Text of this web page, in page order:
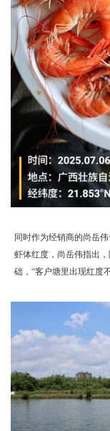
同时作为经销商的尚岳
虾体红度，尚岳伟指出
础，“客户塘里出现红度